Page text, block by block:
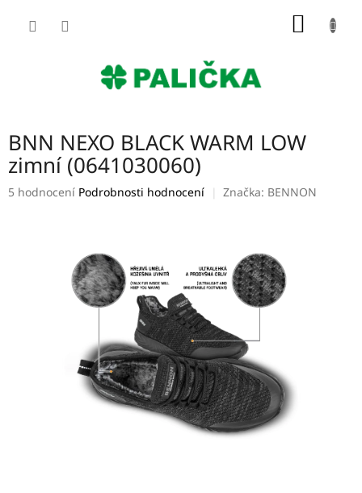
BNN NEXO BLACK WARM LOW
zimní (0641030060)
Průměrné
5 hodnocení Podrobnosti hodnocení Značka: BENNON